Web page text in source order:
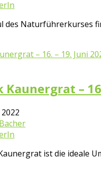
des Naturführerkurses
–
ist die ideale